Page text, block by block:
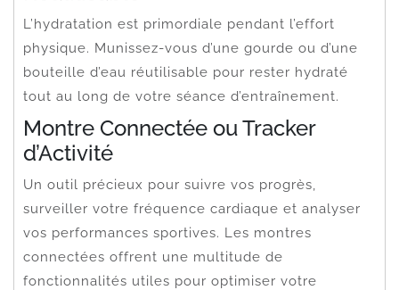
L’hydratation est primordiale pendant l’effort
physique. Munissez-vous d’une gourde ou d’une
bouteille d’eau réutilisable pour rester hydraté
tout au long de votre séance d’entraînement.
Montre Connectée ou Tracker
d’Activité
Un outil précieux pour suivre vos progrès,
surveiller votre fréquence cardiaque et analyser
vos performances sportives. Les montres
connectées offrent une multitude de
fonctionnalités utiles pour optimiser votre